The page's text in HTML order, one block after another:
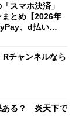
スマホ決済」
とめ【2026年
、d払い、a
Rチャンネルなら
ある？ 炎天下で